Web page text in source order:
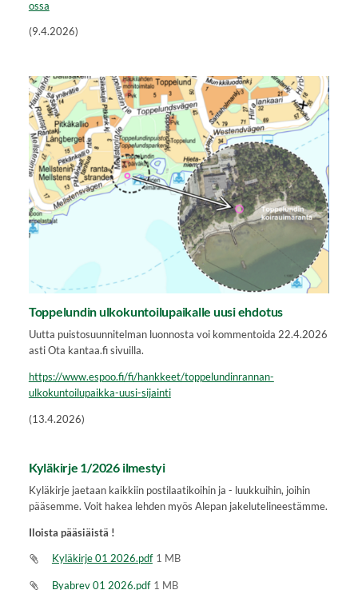
ossa
(9.4.2026)
Toppelundin ulkokuntoilupaikalle uusi ehdotus
Uutta puistosuunnitelman luonnosta voi kommentoida 22.4.2026
asti Ota kantaa.fi sivuilla.
https://www.espoo.fi/fi/hankkeet/toppelundinrannan-
ulkokuntoilupaikka-uusi-sijainti
(13.4.2026)
Kyläkirje 1/2026 ilmestyi
Kyläkirje jaetaan kaikkiin postilaatikoihin ja - luukkuihin, joihin
pääsemme. Voit hakea lehden myös Alepan jakelutelineestämme.
Iloista pääsiäistä !
Kyläkirje 01 2026.pdf 1 MB
Byabrev 01 2026.pdf 1 MB